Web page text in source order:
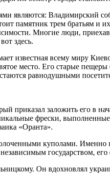
являются: Владимирский
памятник трем братьям
Многие люди,
здесь.
известная всему миру
место. Его старые
равнодушными
приказал заложить его
фрески,
«Оранта».
куполами. Именно
государством,
Он вдохновлял